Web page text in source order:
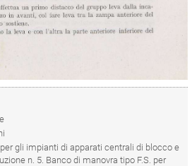
gli impianti di apparati centrali di blocco e
n. 5. Banco di manovra tipo F.S. per